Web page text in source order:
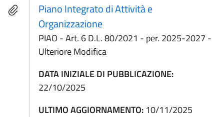
Piano Integrato di Attività e
Organizzazione
PIAO - Art. 6 D.L. 80/2021 - per. 2025-2027 -
Ulteriore Modifica
DATA INIZIALE DI PUBBLICAZIONE:
22/10/2025
ULTIMO AGGIORNAMENTO: 10/11/2025